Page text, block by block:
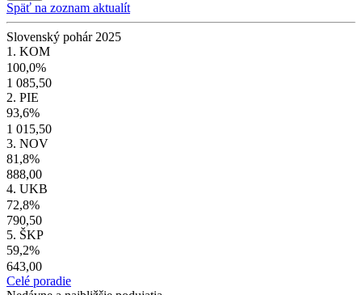
Späť na zoznam aktualít
Slovenský pohár 2025
1. KOM
100,0%
1 085,50
2. PIE
93,6%
1 015,50
3. NOV
81,8%
888,00
4. UKB
72,8%
790,50
5. ŠKP
59,2%
643,00
Celé poradie